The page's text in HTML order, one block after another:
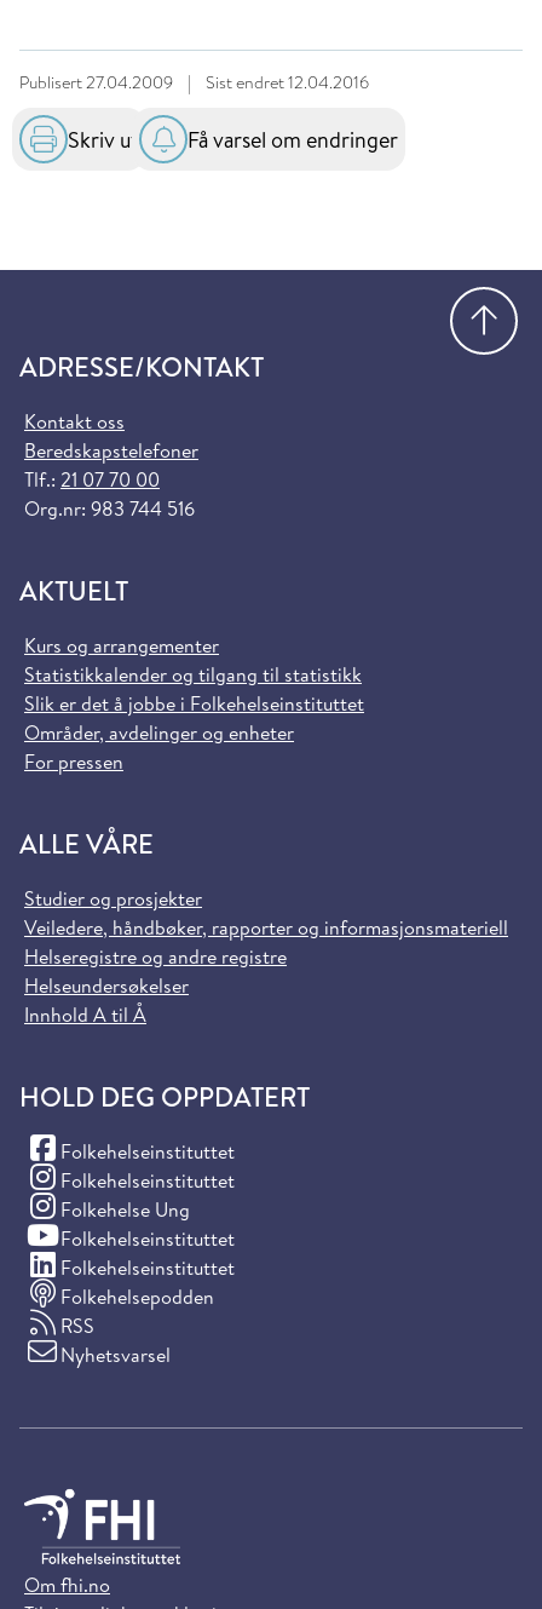
Publisert27.04.2009 | Sist endret12.04.2016
Skriv ut Få varsel om endringer
ADRESSE/KONTAKT
Kontakt oss
Beredskapstelefoner
Tlf.: 21 07 70 00
Org.nr: 983 744 516
AKTUELT
Kurs og arrangementer
Statistikkalender og tilgang til statistikk
Slik er det å jobbe i Folkehelseinstituttet
Områder, avdelinger og enheter
For pressen
ALLE VÅRE
Studier og prosjekter
Veiledere, håndbøker, rapporter og informasjonsmateriell
Helseregistre og andre registre
Helseundersøkelser
Innhold A til Å
HOLD DEG OPPDATERT
Folkehelseinstituttet
(Facebook)
Folkehelseinstituttet
(Instagram)
Folkehelse Ung
(Instagram)
Folkehelseinstituttet
(YouTube)
Folkehelseinstituttet
(LinkedIn)
Folkehelsepodden
RSS
Nyhetsvarsel
Om fhi.no